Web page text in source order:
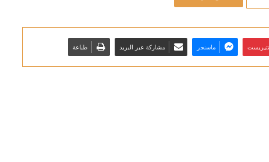
ماسنجر مشاركة عبر البريد طباعة